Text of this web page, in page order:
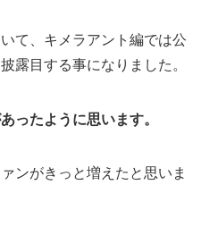
て、キメラアント編では公
露目する事になりました。
ったように思います。
ンがきっと増えたと思いま